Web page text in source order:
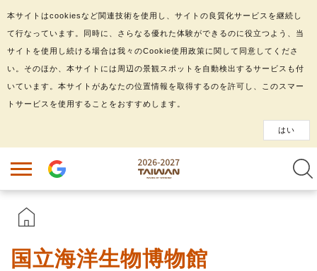
国立海洋生物博物館
本サイトはcookiesなど関連技術を使用し、サイトの良質化サービスを継続し
て行なっています。同時に、さらなる優れた体験ができるのに役立つよう、当
サイトを使用し続ける場合は我々のCookie使用政策に関して同意してくださ
い。そのほか、本サイトには周辺の景観スポットを自動検出するサービスも付
いています。本サイトがあなたの位置情報を取得するのを許可し、このスマー
トサービスを使用することをおすすめします。
はい